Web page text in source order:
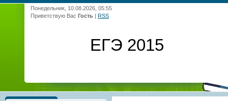
Понедельник, 10.08.2026, 05:55
Приветствую Вас Гость | RSS
ЕГЭ 2015